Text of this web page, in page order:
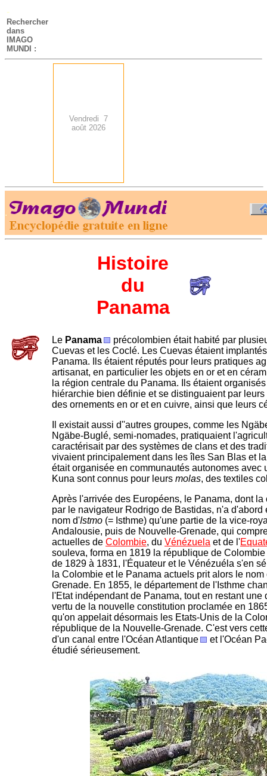
-
Rechercher
dans
IMAGO
MUNDI :
Vendredi 7
août 2026
.
Histoire
du
Panama
Le Panama
précolombien était habité par
Cuevas et les Coclé. Les Cuevas étaient
Panama. Ils étaient réputés pour leurs pratiques
artisanat, en particulier les objets en or et en
la région centrale du Panama. Ils étaient
hiérarchie bien définie et se distinguaient par
des ornements en or et en cuivre, ainsi que leurs
Il existait aussi d''autres groupes, comme les
Ngäbe-Buglé, semi-nomades, pratiquaient
caractérisait par des systèmes de clans et des
vivaient principalement dans les îles San Blas et
était organisée en communautés autonomes avec
Kuna sont connus pour leurs molas, des textiles
Après l'arrivée des Européens, le Panama, dont
par le navigateur Rodrigo de Bastidas, n'a d'abord
nom d'Istmo (= Isthme) qu'une partie de la vice-
Andalousie, puis de Nouvelle-Grenade, qui
actuelles de Colombie, du Vénézuela et de l'
souleva, forma en 1819 la république de
de 1829 à 1831, l'Équateur et le Vénézuéla s'en
la Colombie et le Panama actuels prit alors le
Grenade. En 1855, le département de l'Isthme
l'Etat indépendant de Panama, tout en restant
vertu de la nouvelle constitution proclamée en
qu'on appelait désormais les Etats-Unis de la
république de la Nouvelle-Grenade. C'est vers
d'un canal entre l'Océan Atlantique
et l'Océan
étudié sérieusement.
-